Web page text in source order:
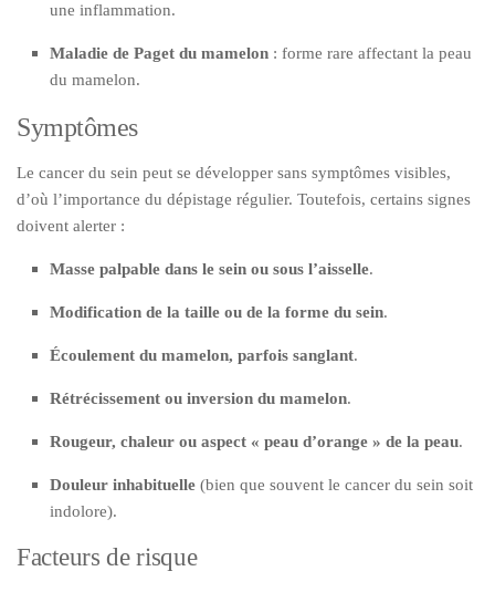
une inflammation.
Maladie de Paget du mamelon : forme rare affectant la peau
du mamelon.
Symptômes
Le cancer du sein peut se développer sans symptômes visibles,
d’où l’importance du dépistage régulier. Toutefois, certains signes
doivent alerter :
Masse palpable dans le sein ou sous l’aisselle.
Modification de la taille ou de la forme du sein.
Écoulement du mamelon, parfois sanglant.
Rétrécissement ou inversion du mamelon.
Rougeur, chaleur ou aspect « peau d’orange » de la peau.
Douleur inhabituelle (bien que souvent le cancer du sein soit
indolore).
Facteurs de risque